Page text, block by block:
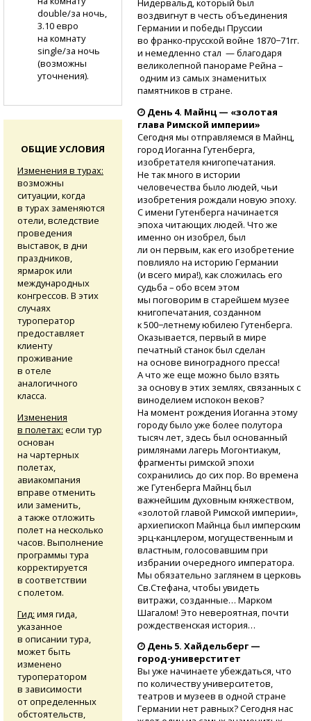
воздвигнут в честь объединения
Германии и победы Пруссии
во франко-прусской войне 1870−71гг.
и немедленно стал — благодаря
великолепной панораме Рейна –
одним из самых знаменитых
памятников в стране.
День 4. Майнц — «золотая
глава Римской империи»
Сегодня мы отправляемся в Майнц,
город Иоганна Гутенберга,
изобретателя книгопечатания.
Не так много в истории
человечества было людей, чьи
изобретения рождали новую эпоху.
С имени Гутенберга начинается
эпоха читающих людей. Что же
именно он изобрел, был
ли он первым, как его изобретение
повлияло на историю Германии
(и всего мира!), как сложилась его
судьба – обо всем этом
мы поговорим в старейшем музее
книгопечатания, созданном
к 500−летнему юбилею Гутенберга.
Оказывается, первый в мире
печатный станок был сделан
на основе виноградного пресса!
А что же еще можно было взять
за основу в этих землях, связанных с
виноделием испокон веков?
На момент рождения Иоганна этому
городу было уже более полутора
тысяч лет, здесь был основанный
римлянами лагерь Могонтиакум,
фрагменты римской эпохи
сохранились до сих пор. Во времена
же Гутенберга Майнц был
важнейшим духовным княжеством,
«золотой главой Римской империи»,
архиепископ Майнца был имперским
эрц-канцлером, могущественным и
властным, голосовавшим при
избрании очередного императора.
Мы обязательно заглянем в церковь
Св.Стефана, чтобы увидеть
витражи, созданные… Марком
Шагалом! Это невероятная, почти
рождественская история…
День 5. Хайдельберг —
город-универститет
Вы уже начинаете убеждаться, что
по количеству университетов,
театров и музеев в одной стране
Германии нет равных? Сегодня нас
double/за ночь,
3.10 евро
на комнату
single/за ночь
(возможны
уточнения).
ОБЩИЕ УСЛОВИЯ
Изменения в турах:
возможны
ситуации, когда
в турах заменяются
отели, вследствие
проведения
выставок, в дни
праздников,
ярмарок или
международных
конгрессов. В этих
случаях
туроператор
предоставляет
клиенту
проживание
в отеле
аналогичного
класса.
Изменения
в полетах: если тур
основан
на чартерных
полетах,
авиакомпания
вправе отменить
или заменить,
а также отложить
полет на несколько
часов. Выполнение
программы тура
корректируется
в соответствии
с полетом.
Гид: имя гида,
указанное
в описании тура,
может быть
изменено
туроператором
в зависимости
от определенных
обстоятельств,